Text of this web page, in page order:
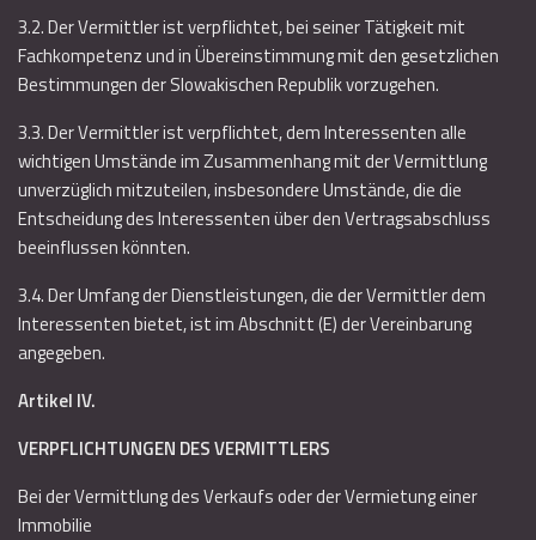
3.2. Der Vermittler ist verpflichtet, bei seiner Tätigkeit mit
Fachkompetenz und in Übereinstimmung mit den gesetzlichen
Bestimmungen der Slowakischen Republik vorzugehen.
3.3. Der Vermittler ist verpflichtet, dem Interessenten alle
wichtigen Umstände im Zusammenhang mit der Vermittlung
unverzüglich mitzuteilen, insbesondere Umstände, die die
Entscheidung des Interessenten über den Vertragsabschluss
beeinflussen könnten.
3.4. Der Umfang der Dienstleistungen, die der Vermittler dem
Interessenten bietet, ist im Abschnitt (E) der Vereinbarung
angegeben.
Artikel IV.
VERPFLICHTUNGEN DES VERMITTLERS
Bei der Vermittlung des Verkaufs oder der Vermietung einer
Immobilie